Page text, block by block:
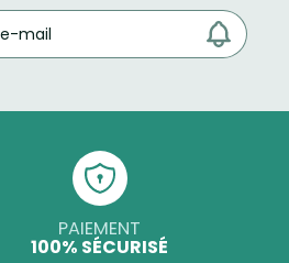
PAIEMENT
100% SÉCURISÉ